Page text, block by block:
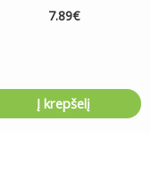
7.89€
Į krepšelį